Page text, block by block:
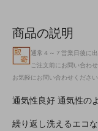
商品の説明
通常４～７営業日後に
ご注文前にお問い合わ
お気軽にお問い合わせください
通気性良好 通気性の
繰り返し洗えるエコ